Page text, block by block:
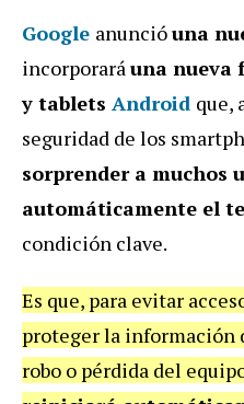
Google anuncióuna
incorporaráuna nueva
y tablets Android que,
seguridad de los
sorprender a muchos
automáticamente el
condición clave.
Es que, para evitar
proteger la información
robo o pérdida del